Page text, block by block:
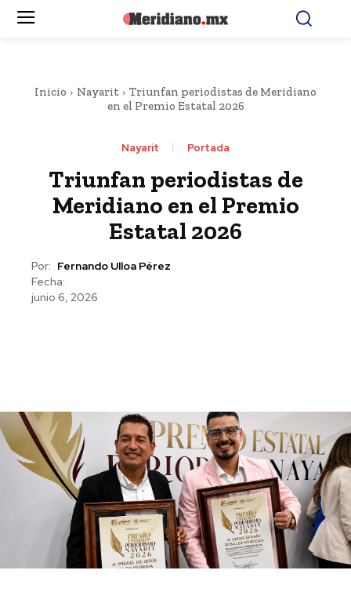
Inicio Nayarit
Triunfan periodistas de Meridiano
en el Premio Estatal 2026
Nayarit Portada
Triunfan periodistas de
Meridiano en el Premio
Estatal 2026
Por: Fernando Ulloa Pérez
Fecha:
junio 6, 2026